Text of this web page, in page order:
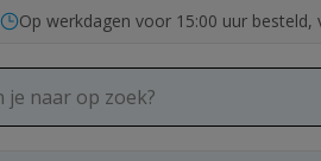
Op werkdagen voor 15:00 uur besteld,